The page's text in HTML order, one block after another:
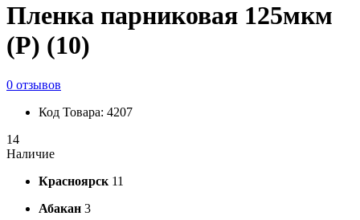
Пленка парниковая 125мкм
(Р) (10)
0 отзывов
Код Товара: 4207
14
Наличие
Красноярск 11
Абакан 3